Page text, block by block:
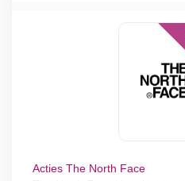
Acties The North Face